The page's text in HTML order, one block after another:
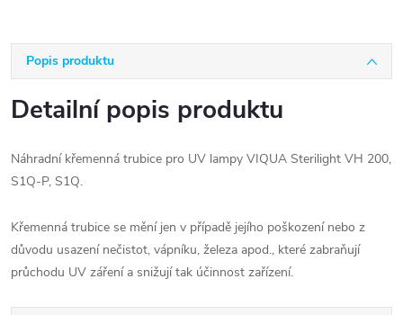
Popis produktu
Detailní popis produktu
Náhradní křemenná trubice pro UV lampy VIQUA Sterilight VH 200,
S1Q-P, S1Q.
Křemenná trubice se mění jen v případě jejího poškození nebo z
důvodu usazení nečistot, vápníku, železa apod., které zabraňují
průchodu UV záření a snižují tak účinnost zařízení.